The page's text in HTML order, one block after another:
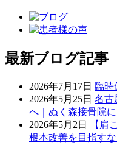
最新ブログ記事
2026年7月17日 臨時
2026年5月25日 名古
へ｜ぬく森接骨院
2026年5月2日
【肩
根本改善を目指す